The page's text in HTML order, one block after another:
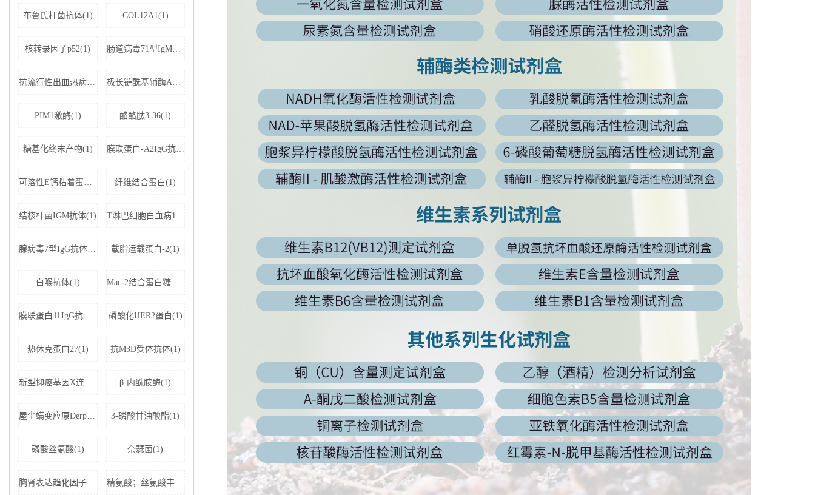
布鲁氏杆菌抗体(1) COL12A1(1)
核转录因子p52(1) 肠道病毒71型IgM抗体(1)
抗流行性出血热病毒IgM抗体(1) 极长链酰基辅酶A脱氢酶(1)
PIM1激酶(1) 酪酪肽3-36(1)
糖基化终末产物(1) 膜联蛋白-A2IgG抗体(1)
可溶性E钙粘着蛋白;可溶性上皮性钙黏附蛋白(1) 纤维结合蛋白(1)
结核杆菌IGM抗体(1) T淋巴细胞白血病1+2型病毒(1)
腺病毒7型IgG抗体(1) 载脂运载蛋白-2(1)
白喉抗体(1) Mac-2结合蛋白糖基化异构体(1)
膜联蛋白ⅡIgG抗体(1) 磷酸化HER2蛋白(1)
热休克蛋白27(1) 抗M3D受体抗体(1)
新型抑癌基因X连锁凋亡抑制蛋白相关因子-1(1) β-内酰胺酶(1)
屋尘螨变应原Derp1 IgE抗体(1) 3-磷酸甘油酸酯(1)
磷酸丝氨酸(1) 奈瑟菌(1)
胸肾表达趋化因子(1) 精氨酸；丝氨酸丰富剪接因子1(1)